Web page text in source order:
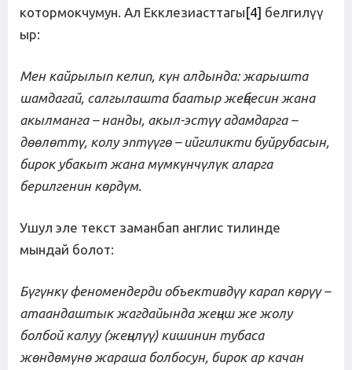
котормокчумун. Ал Екклезиасттагы[4] белгилүү
ыр:
Мен кайрылып келип, күн алдында: жарышта
шамдагай, салгылашта баатыр жеңбесин жана
акылманга – нанды, акыл-эстүү адамдарга –
дөөлөттү, колу эптүүгө – ийгиликти буйрубасын,
бирок убакыт жана мүмкүнчүлүк аларга
берилгенин көрдүм.
Ушул эле текст заманбап англис тилинде
мындай болот:
Бүгүнкү феномендерди объективдүү карап көрүү –
атаандаштык жагдайында жеңиш же жолу
болбой калуу (жеңилүү) кишинин тубаса
жөндөмүнө жараша болбосун, бирок ар качан